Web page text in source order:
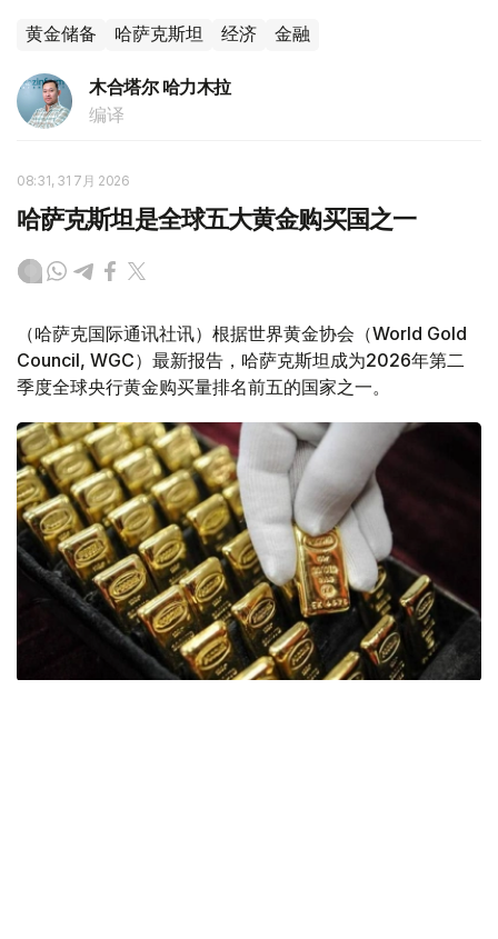
黄金储备 哈萨克斯坦 经济 金融
木合塔尔 哈力木拉
编译
08:31, 31 7月 2026
哈萨克斯坦是全球五大黄金购买国之一
（哈萨克国际通讯社讯）根据世界黄金协会（World Gold
Council, WGC）最新报告，哈萨克斯坦成为2026年第二
季度全球央行黄金购买量排名前五的国家之一。